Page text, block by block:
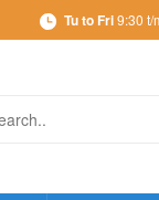
Tu to Fri9:30 t/